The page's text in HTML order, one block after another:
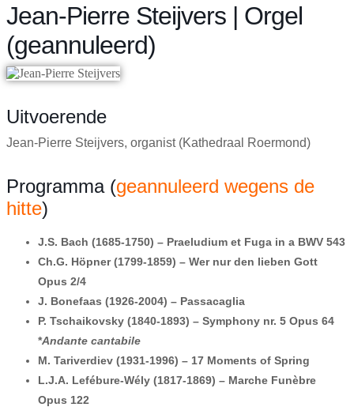
Jean-Pierre Steijvers | Orgel
(geannuleerd)
Uitvoerende
Jean-Pierre Steijvers, organist (Kathedraal Roermond)
Programma (geannuleerd wegens de
hitte)
J.S. Bach (1685-1750) – Praeludium et Fuga in a BWV 543
Ch.G. Höpner (1799-1859) – Wer nur den lieben Gott
Opus 2/4
J. Bonefaas (1926-2004) – Passacaglia
P. Tschaikovsky (1840-1893) – Symphony nr. 5 Opus 64
*Andante cantabile
M. Tariverdiev (1931-1996) – 17 Moments of Spring
L.J.A. Lefébure-Wély (1817-1869) – Marche Funèbre
Opus 122